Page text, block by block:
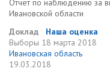
Отчет по наблюдению за
Ивановской области
Доклад
Наша оценка
Выборы 18 марта 2018
Ивановская область
19.03.2018